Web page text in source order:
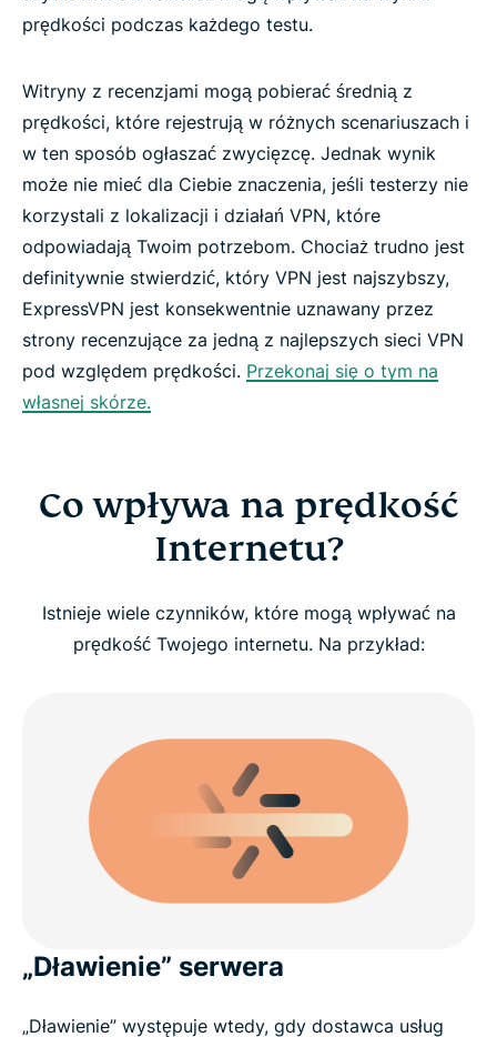
prędkości podczas każdego testu.
Witryny z recenzjami mogą pobierać średnią z
prędkości, które rejestrują w różnych scenariuszach i
w ten sposób ogłaszać zwycięzcę. Jednak wynik
może nie mieć dla Ciebie znaczenia, jeśli testerzy nie
korzystali z lokalizacji i działań VPN, które
odpowiadają Twoim potrzebom. Chociaż trudno jest
definitywnie stwierdzić, który VPN jest najszybszy,
ExpressVPN jest konsekwentnie uznawany przez
strony recenzujące za jedną z najlepszych sieci VPN
pod względem prędkości. Przekonaj się o tym na
własnej skórze.
Co wpływa na prędkość
Internetu?
Istnieje wiele czynników, które mogą wpływać na
prędkość Twojego internetu. Na przykład:
„Dławienie” serwera
„Dławienie” występuje wtedy, gdy dostawca usług